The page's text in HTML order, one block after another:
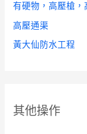
有硬物，高壓槍
高壓通渠
黃大仙防水工程
其他操作